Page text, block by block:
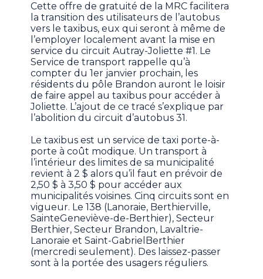
Cette offre de gratuité de la MRC facilitera
la transition des utilisateurs de l’autobus
vers le taxibus, eux qui seront à même de
l’employer localement avant la mise en
service du circuit Autray-Joliette #1. Le
Service de transport rappelle qu’à
compter du 1er janvier prochain, les
résidents du pôle Brandon auront le loisir
de faire appel au taxibus pour accéder à
Joliette. L’ajout de ce tracé s’explique par
l’abolition du circuit d’autobus 31.
Le taxibus est un service de taxi porte-à-
porte à coût modique. Un transport à
l’intérieur des limites de sa municipalité
revient à 2 $ alors qu’il faut en prévoir de
2,50 $ à 3,50 $ pour accéder aux
municipalités voisines. Cinq circuits sont en
vigueur. Le 138 (Lanoraie, Berthierville,
SainteGeneviève-de-Berthier), Secteur
Berthier, Secteur Brandon, Lavaltrie-
Lanoraie et Saint-GabrielBerthier
(mercredi seulement). Des laissez-passer
sont à la portée des usagers réguliers.